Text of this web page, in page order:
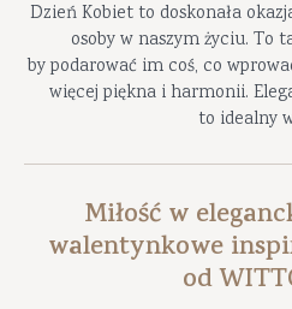
Dzień Kobiet to doskonała
osoby w naszym życiu. To
by podarować im coś, co
więcej piękna i harmonii.
to idealny
Miłość w
walentynkowe
od